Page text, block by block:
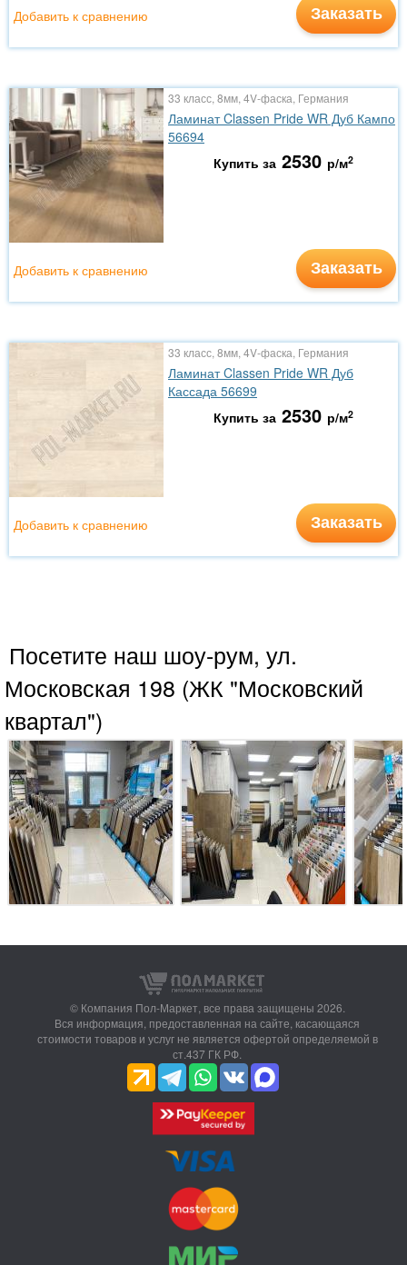
Заказать
Добавить к сравнению
33 класс, 8мм, 4V-фаска, Германия
Ламинат Classen Pride WR Дуб Кампо
56694
Купить за 2530 р/м2
Заказать
Добавить к сравнению
33 класс, 8мм, 4V-фаска, Германия
Ламинат Classen Pride WR Дуб
Кассада 56699
Купить за 2530 р/м2
Заказать
Добавить к сравнению
Посетите наш шоу-рум, ул.
Московская 198 (ЖК "Московский
квартал")
© Компания Пол-Маркет, все права защищены 2026.
Вся информация, предоставленная на сайте, касающаяся
стоимости товаров и услуг не является офертой определяемой в
ст.437 ГК РФ.